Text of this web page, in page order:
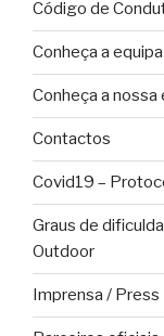
Código de
Conheça a equipa
Conheça a nossa
Contactos
Covid19 –
Graus de
Outdoor
Imprensa / Press